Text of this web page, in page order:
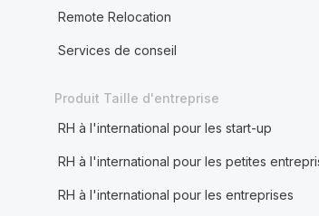
Remote Relocation
Services de conseil
Produit Taille d'entreprise
RH à l'international pour les start-up
RH à l'international pour les petites
RH à l'international pour les entreprises